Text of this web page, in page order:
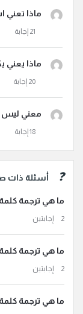
ماذا تعني
ماذا يعني
معني ليس
أسئلة ذات
ما هي ترجمة كلمة Dry؟
‫2 إجابتين
ما هي ترجمة كلمة Drown؟
‫2 إجابتين
ما هي ترجمة كلمة Drop؟